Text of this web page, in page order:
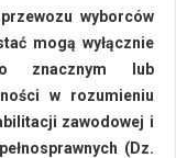
wyborców
mogą wyłącznie
znacznym lub
w rozumieniu
zawodowej i
(Dz.